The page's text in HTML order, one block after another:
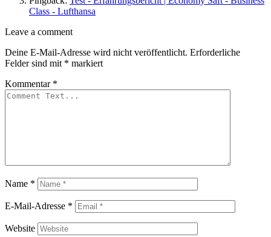
Class - Lufthansa
Leave
comment
Leave a comment
Deine E-Mail-Adresse wird nicht veröffentlicht. Erforderliche
Felder sind mit * markiert
Kommentar *
Name *
E-Mail-Adresse *
Website